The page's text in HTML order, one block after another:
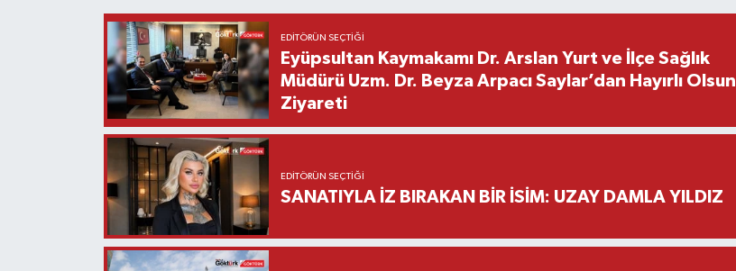
EDITÖRÜN SEÇTIĞI
Eyüpsultan Kaymakamı Dr. Arslan Yurt ve İlçe Sağlık
Müdürü Uzm. Dr. Beyza Arpacı Saylar’dan Hayırlı Olsun
Ziyareti
EDITÖRÜN SEÇTIĞI
SANATIYLA İZ BIRAKAN BİR İSİM: UZAY DAMLA YILDIZ